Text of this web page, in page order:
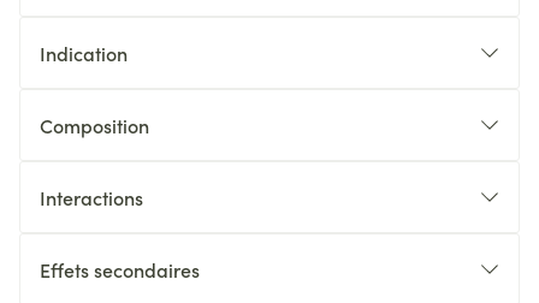
Indication
Composition
Interactions
Effets secondaires